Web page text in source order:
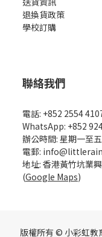
退換貨政策
學校訂購
聯絡我們
電話: +852 2554
WhatsApp: +852
辦公時間: 星期一至
電郵:
地址: 香港黃竹坑業
(Google Maps)
版權所有 © 小彩虹教